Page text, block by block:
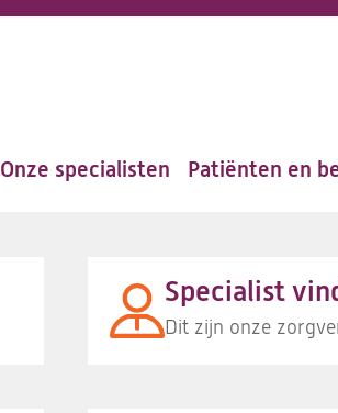
Onze specialisten Patiënten en
Jouw glimlach
Specialist
Dit zijn onze